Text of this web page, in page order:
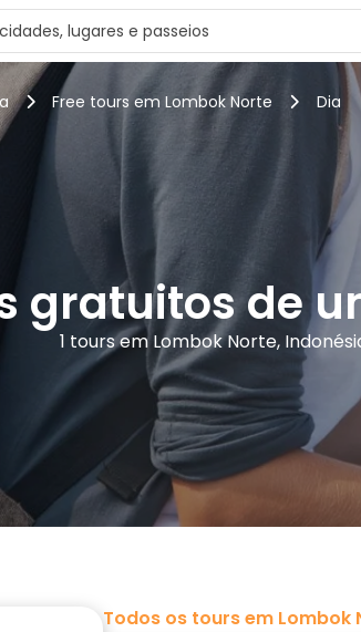
Free tours em Lombok Norte Dia
gratuitos de
1 tours em Lombok Norte,
Todos os tours em Lombok